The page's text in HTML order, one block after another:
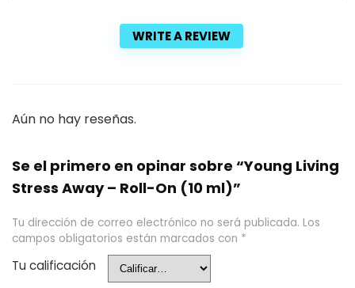
WRITE A REVIEW
Aún no hay reseñas.
Se el primero en opinar sobre “Young Living
Stress Away – Roll-On (10 ml)”
Tu dirección de correo electrónico no será publicada. Los
campos obligatorios están marcados con *
Tu calificación